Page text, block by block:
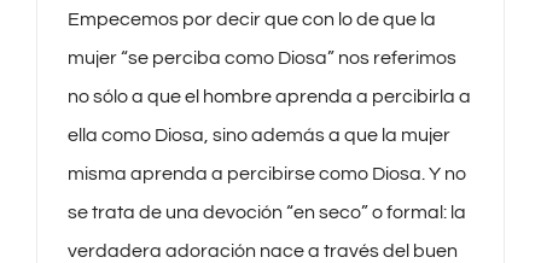
Empecemos por decir que con lo de que la
mujer “se perciba como Diosa” nos referimos
no sólo a que el hombre aprenda a percibirla a
ella como Diosa, sino además a que la mujer
misma aprenda a percibirse como Diosa. Y no
se trata de una devoción “en seco” o formal: la
verdadera adoración nace a través del buen